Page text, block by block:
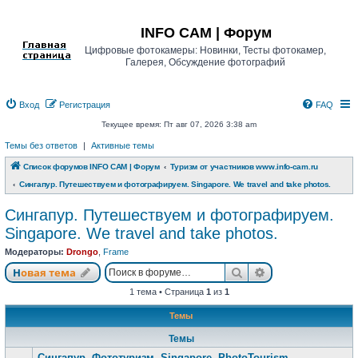
INFO CAM | Форум
Цифровые фотокамеры: Новинки, Тесты фотокамер,
Галерея, Обсуждение фотографий
Вход Регистрация FAQ
Текущее время: Пт авг 07, 2026 3:38 am
Темы без ответов | Активные темы
Список форумов INFO CAM | Форум
Туризм от участников www.info-cam.ru
Сингапур. Путешествуем и фотографируем. Singapore. We travel and take photos.
Сингапур. Путешествуем и фотографируем.
Singapore. We travel and take photos.
Модераторы: Drongo Frame
Новая тема
Новая тема ПоискРасширенный
1 тема • Страница 1 из 1
Темы
Темы